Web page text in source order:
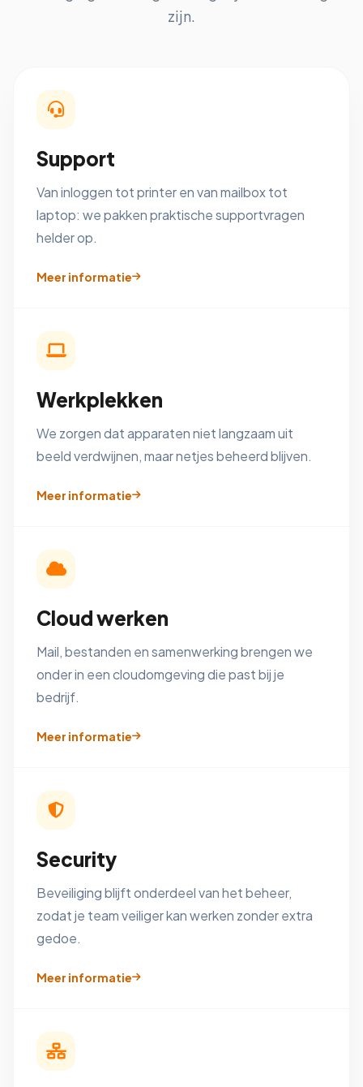
zijn.
Support
Van inloggen tot printer en van mailbox tot
laptop: we pakken praktische supportvragen
helder op.
Meer informatie
Werkplekken
We zorgen dat apparaten niet langzaam uit
beeld verdwijnen, maar netjes beheerd blijven.
Meer informatie
Cloud werken
Mail, bestanden en samenwerking brengen we
onder in een cloudomgeving die past bij je
bedrijf.
Meer informatie
Security
Beveiliging blijft onderdeel van het beheer,
zodat je team veiliger kan werken zonder extra
gedoe.
Meer informatie